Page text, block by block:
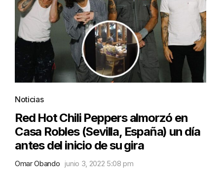
Noticias
Red Hot Chili Peppers almorzó en
Casa Robles (Sevilla, España) un día
antes del inicio de su gira
Omar Obando junio 3, 2022 5:08 pm